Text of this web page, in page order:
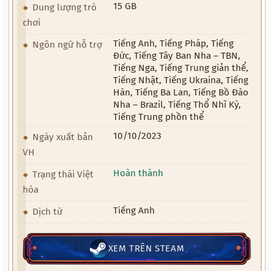
Dung lượng trò
chơi
15 GB
Ngôn ngữ hỗ trợ
Tiếng Anh, Tiếng Pháp, Tiếng
Đức, Tiếng Tây Ban Nha – TBN,
Tiếng Nga, Tiếng Trung giản thể,
Tiếng Nhật, Tiếng Ukraina, Tiếng
Hàn, Tiếng Ba Lan, Tiếng Bồ Đào
Nha – Brazil, Tiếng Thổ Nhĩ Kỳ,
Tiếng Trung phồn thể
Ngày xuất bản
VH
10/10/2023
Trạng thái Việt
hóa
Hoàn thành
Dịch từ Tiếng Anh
XEM TRÊN STEAM